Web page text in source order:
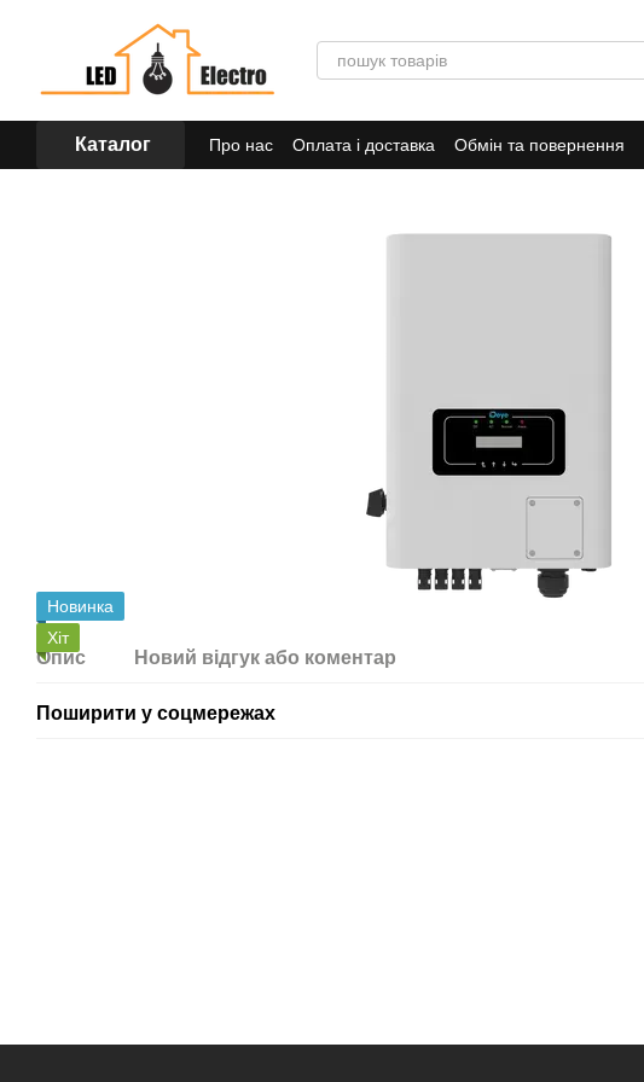
Каталог Про нас Оплата і доставка Обмін та повернення
Новинка
Хіт
Опис Новий відгук або коментар
Поширити у соцмережах